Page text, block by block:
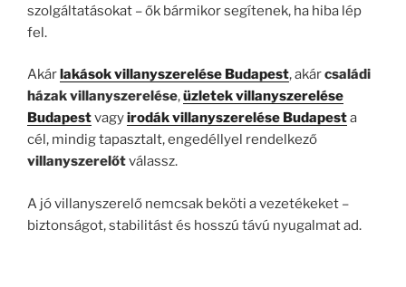
szolgáltatásokat – ők bármikor segítenek, ha hiba lép
fel.
Akár lakások villanyszerelése Budapest, akárcsaládi
házak villanyszerelése,üzletek villanyszerelése
Budapestvagyirodák villanyszerelése Budapesta
cél, mindig tapasztalt, engedéllyel rendelkező
villanyszerelőtválassz.
A jó villanyszerelő nemcsak beköti a vezetékeket –
biztonságot, stabilitást és hosszú távú nyugalmat ad.